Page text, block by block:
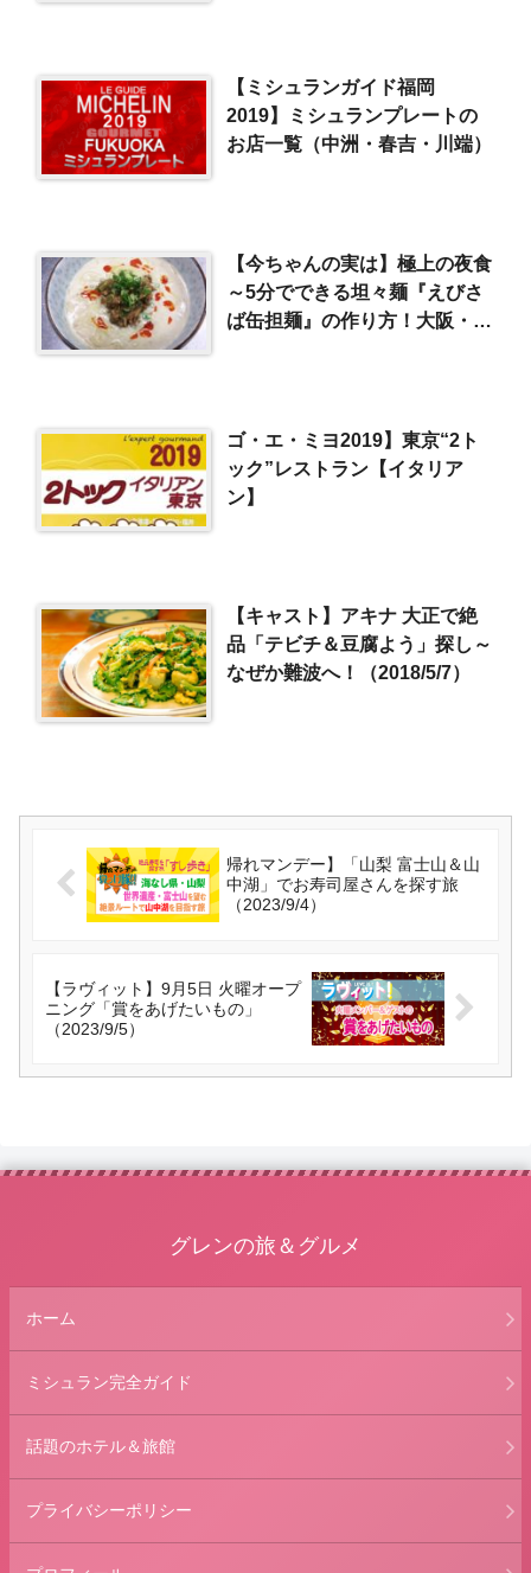
【ミシュランガイド福岡
2019】ミシュランプレートの
お店一覧（中洲・春吉・川端）
【今ちゃんの実は】極上の夜食
～5分でできる坦々麺『えびさ
ば缶担麺』の作り方！大阪・福
ゴ・エ・ミヨ2019】東京“2ト
ック”レストラン【イタリア
ン】
【キャスト】アキナ 大正で絶
品「テビチ＆豆腐よう」探し～
なぜか難波へ！（2018/5/7）
帰れマンデー】「山梨 富士山＆山
中湖」でお寿司屋さんを探す旅
（2023/9/4）
【ラヴィット】9月5日 火曜オープ
ニング「賞をあげたいもの」
（2023/9/5）
グレンの旅＆グルメ
ホーム
ミシュラン完全ガイド
話題のホテル＆旅館
プライバシーポリシー